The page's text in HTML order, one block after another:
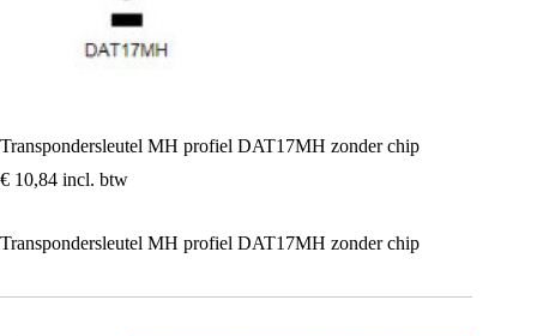
Transpondersleutel MH profiel DAT17MH zonder chip
€ 10,84 incl. btw
Transpondersleutel MH profiel DAT17MH zonder chip